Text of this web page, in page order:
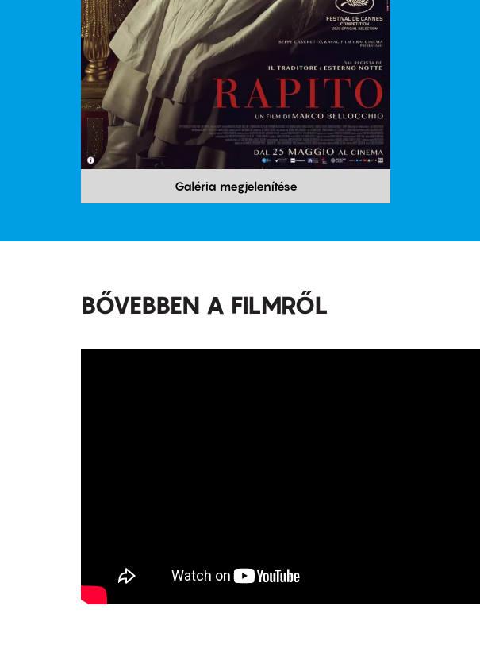
Galéria megjelenítése
BŐVEBBEN A FILMRŐL